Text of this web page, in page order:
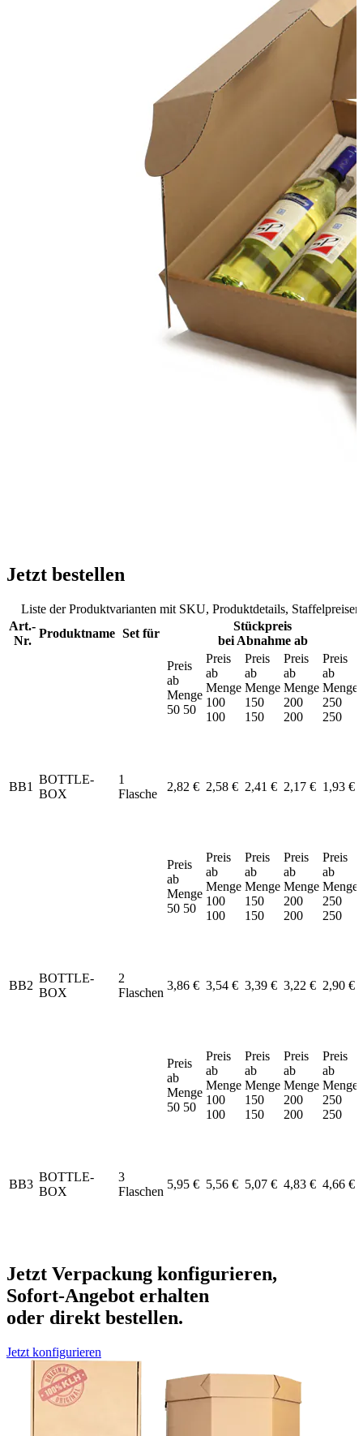
Jetzt bestellen
Liste der Produktvarianten mit SKU, Produktdetails,
Art.-
Nr.
Produktname Set für
Stückpreis
bei Abnahme ab
Preis
ab
Menge
50 50
Preis
ab
Menge
100
100
Preis
ab
Menge
150
150
Preis
ab
Menge
200
200
Preis
ab
Menge
250
250
BB1
BOTTLE-
BOX
1
Flasche
2,82 € 2,58 € 2,41 € 2,17 € 1,93 €
Preis
ab
Menge
50 50
Preis
ab
Menge
100
100
Preis
ab
Menge
150
150
Preis
ab
Menge
200
200
Preis
ab
Menge
250
250
BB2
BOTTLE-
BOX
2
Flaschen
3,86 € 3,54 € 3,39 € 3,22 € 2,90 €
Preis
ab
Menge
50 50
Preis
ab
Menge
100
100
Preis
ab
Menge
150
150
Preis
ab
Menge
200
200
Preis
ab
Menge
250
250
BB3
BOTTLE-
BOX
3
Flaschen
5,95 € 5,56 € 5,07 € 4,83 € 4,66 €
Jetzt Verpackung konfigurieren,
Sofort-Angebot erhalten
oder direkt bestellen.
Jetzt konfigurieren